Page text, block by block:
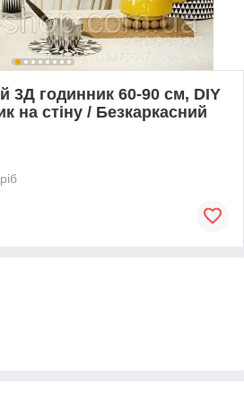
3Д годинник 60-90 см, DIY
на стіну / Безкаркасний